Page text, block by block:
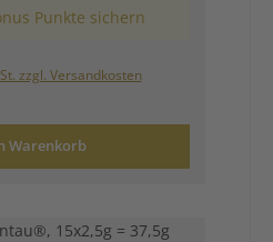
Punkte sichern
zzgl. Versandkosten
Warenkorb